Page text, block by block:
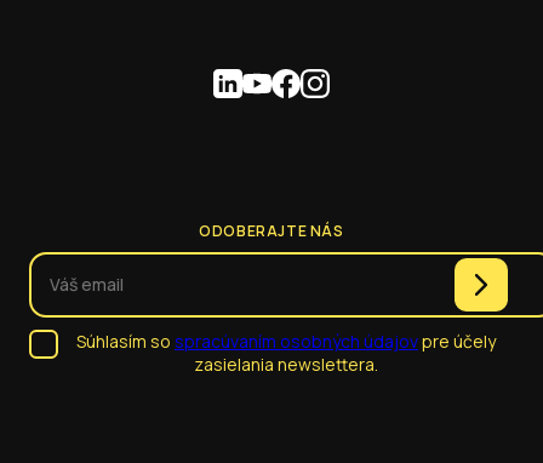
ODOBERAJTE NÁS
Súhlasím so spracúvaním osobných údajovpre účely
zasielania newslettera.